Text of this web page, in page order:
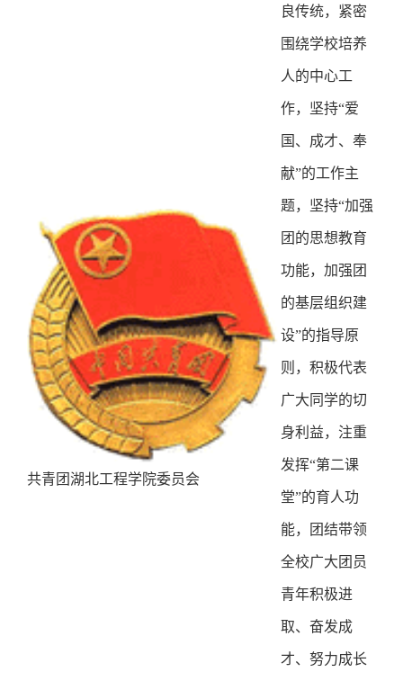
共青团湖北工程学院委员会
良传统，紧密
围绕学校培养
人的中心工
作，坚持“爱
国、成才、奉
献”的工作主
题，坚持“加强
团的思想教育
功能，加强团
的基层组织建
设”的指导原
则，积极代表
广大同学的切
身利益，注重
发挥“第二课
堂”的育人功
能，团结带领
全校广大团员
青年积极进
取、奋发成
才、努力成长